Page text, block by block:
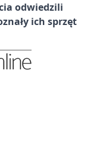
odwiedzili
ich sprzęt